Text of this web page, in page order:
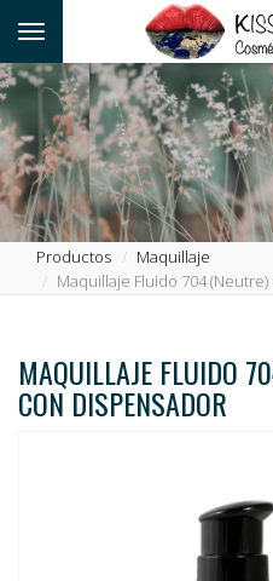
Toggle navigation
Productos
Maquillaje
Maquillaje Fluido 704
MAQUILLAJE FLUIDO
CON DISPENSADOR